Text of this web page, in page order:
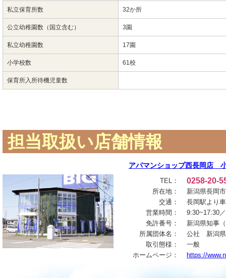
私立保育所数 32か所
公立幼稚園数（国立含む） 3園
私立幼稚園数 17園
小学校数 61校
保育所入所待機児童数
担当取扱い店舗情報
アパマンショップ西長岡店
TEL： 0258-20-
所在地：
新潟県長岡
交通：
長岡駅より
営業時間：
9:30~17:30
免許番号：
新潟県知事
所属団体名：
公社 新潟
取引態様：
一般
ホームページ：
https://